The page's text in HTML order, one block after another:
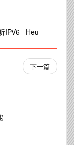
IPV6 - Heu
下一篇